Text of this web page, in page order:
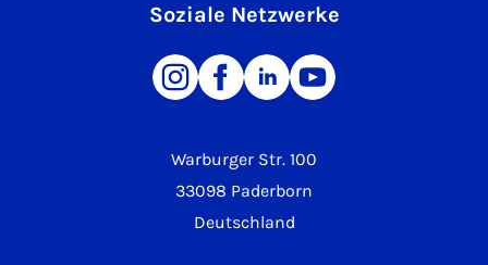
Warburger Str. 100
33098 Paderborn
Deutschland
Soziale Netzwerke